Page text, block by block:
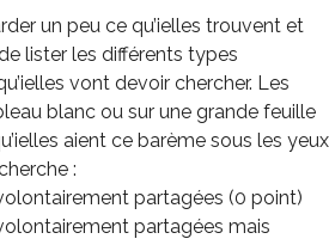
un peu ce qu’ielles trouvent et
lister les différents types
vont devoir chercher. Les
blanc ou sur une grande feuille
aient ce barème sous les yeux
:
partagées (0 point)
partagées mais